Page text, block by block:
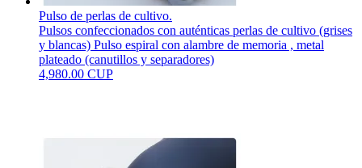
Pulso de perlas de cultivo.
Pulsos confeccionados con auténticas perlas de cultivo (grises
y blancas) Pulso espiral con alambre de memoria , metal
plateado (canutillos y separadores)
4,980.00 CUP